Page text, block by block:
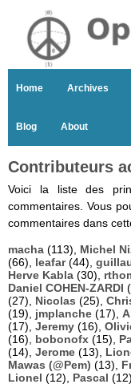
Home Archives
Blog About
Contributeurs
Voici la liste des
commentaires. Vous
commentaires dans
macha (113), Michel
(66), leafar(44),
Herve Kabla (30),
Daniel COHEN-ZARDI
(27), Nicolas (25),
(19), jmplanche (17),
(17), Jeremy (16),
(16), bobonofx (15),
(14), Jerome (13),
Mawas (@Pem) (13),
Lionel (12), Pascal